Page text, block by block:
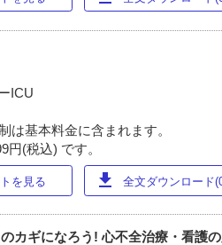
ICU
は基本料金に含まれます。
(税込) です。
を見る download 全文ダウンロード
カギになろう! 心不全治療・看護